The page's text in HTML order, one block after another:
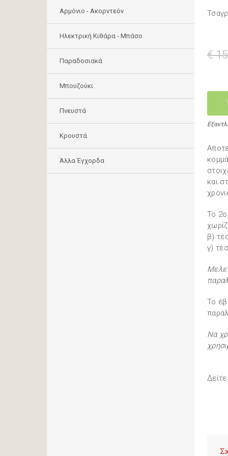
Αρμόνιο - Ακορντεόν
Ηλεκτρική Κιθάρα - Μπάσο
Παραδοσιακά
Μπουζούκι
Πνευστά
Κρουστά
Άλλα Έγχορδα
€
και
To
β)
γ)
Το
Να